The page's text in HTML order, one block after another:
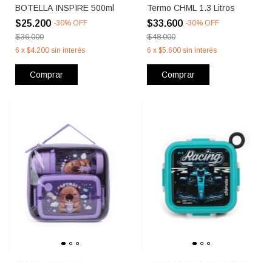
BOTELLA INSPIRE 500ml
$25.200 -30% OFF
$36.000
6 x $4.200 sin interés
Comprar
Termo CHML 1.3 Litros
$33.600 -30% OFF
$48.000
6 x $5.600 sin interés
Comprar